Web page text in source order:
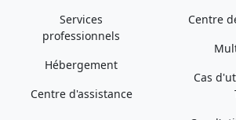
Services
professionnels
Hébergement
Centre d'assistance
Centre
Cas